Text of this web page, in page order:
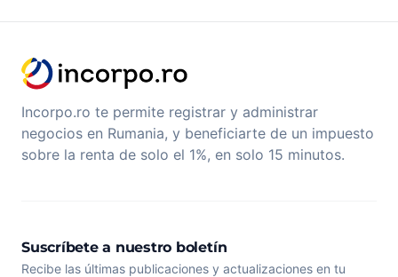
Incorpo.ro te permite registrar y administrar
negocios en Rumania, y beneficiarte de un impuesto
sobre la renta de solo el 1%, en solo 15 minutos.
Suscríbete a nuestro boletín
Recibe las últimas publicaciones y actualizaciones en tu